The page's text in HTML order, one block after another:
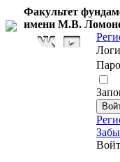
Факультет
имени М.В.